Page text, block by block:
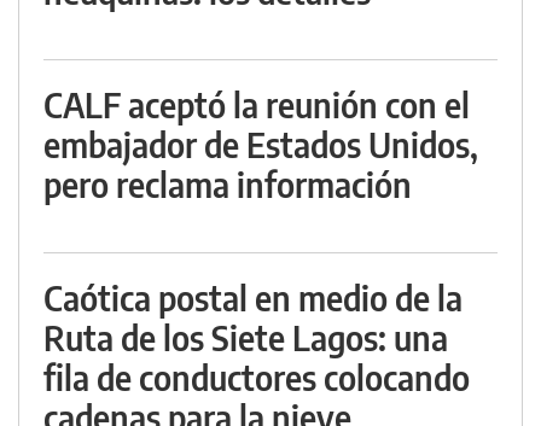
CALF aceptó la reunión con el
embajador de Estados Unidos,
pero reclama información
Caótica postal en medio de la
Ruta de los Siete Lagos: una
fila de conductores colocando
cadenas para la nieve